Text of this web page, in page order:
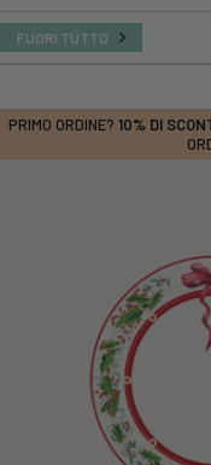
FUORI TUTTO
PRIMO ORDINE? 10% DI